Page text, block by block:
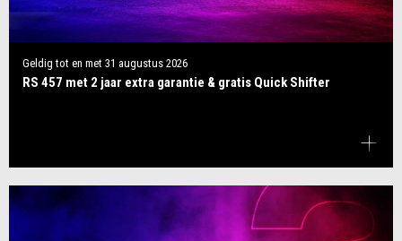
Geldig tot en met 31 augustus 2026
RS 457 met 2 jaar extra garantie & gratis Quick Shifter